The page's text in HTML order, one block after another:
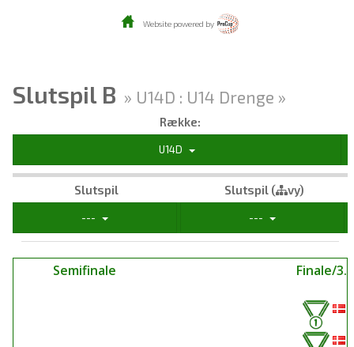
Website powered by
Slutspil B » U14D : U14 Drenge »
Række:
U14D
Slutspil Slutspil ( vy)
--- ---
Semifinale Finale/3.